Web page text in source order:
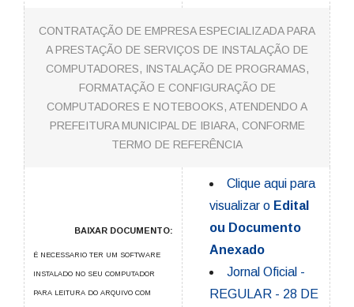
CONTRATAÇÃO DE EMPRESA ESPECIALIZADA PARA
A PRESTAÇÃO DE SERVIÇOS DE INSTALAÇÃO DE
COMPUTADORES, INSTALAÇÃO DE PROGRAMAS,
FORMATAÇÃO E CONFIGURAÇÃO DE
COMPUTADORES E NOTEBOOKS, ATENDENDO A
PREFEITURA MUNICIPAL DE IBIARA, CONFORME
TERMO DE REFERÊNCIA
BAIXAR DOCUMENTO:
É NECESSARIO TER UM SOFTWARE
INSTALADO NO SEU COMPUTADOR
PARA LEITURA DO ARQUIVO COM
Clique aqui para
visualizar o Edital
ou Documento
Anexado
Jornal Oficial -
REGULAR - 28 DE